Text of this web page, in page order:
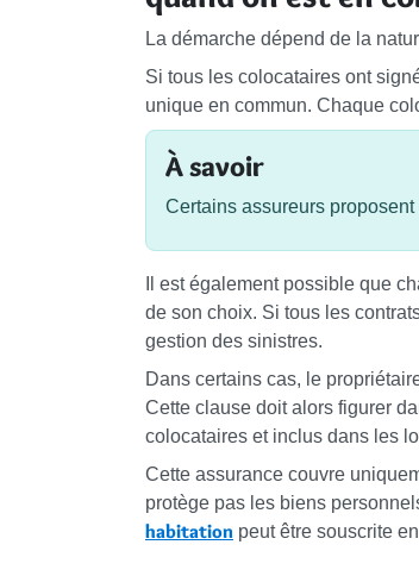
La démarche dépend de la
Si tous les colocataires ont
unique en commun. Chaque
À savoir
Certains assureurs
Il est également possible que
de son choix. Si tous les
gestion des sinistres.
Dans certains cas, le
Cette clause doit alors figurer
colocataires et inclus dans les
Cette assurance couvre
protège pas les biens
habitation peut être souscrite